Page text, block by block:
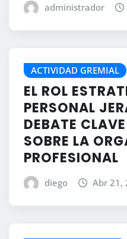
administrador
ACTIVIDAD GREMIAL
EL ROL
PERSONAL
DEBATE
SOBRE LA
PROFESIONAL
diego Abr 21,